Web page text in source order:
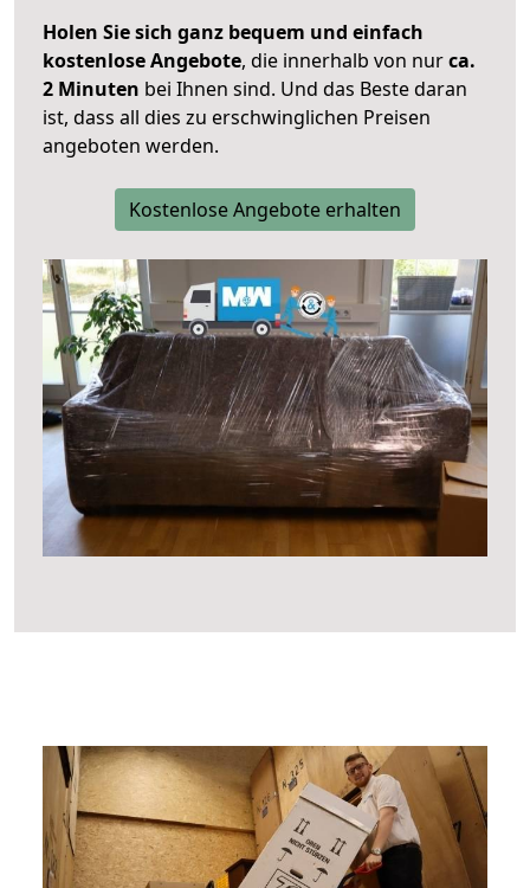
Holen Sie sich ganz bequem und einfach
kostenlose Angebote, die innerhalb von nurca.
2 Minuten bei Ihnen sind. Und das Beste daran
ist, dass all dies zu erschwinglichen Preisen
angeboten werden.
Kostenlose Angebote erhalten